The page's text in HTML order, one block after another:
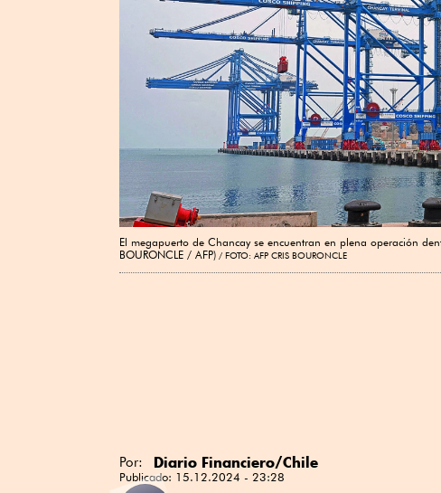
El megapuerto de Chancay se encuentran en plena operación
BOURONCLE / AFP)
FOTO: AFP CRIS BOURONCLE
Por: Diario Financiero/Chile
Publicado: 15.12.2024 - 23:28